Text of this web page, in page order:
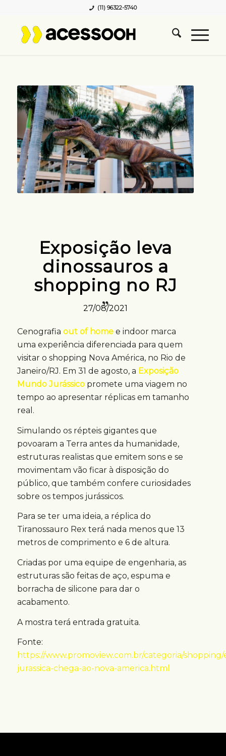
(11) 96322-5740
Exposição leva
dinossauros a
shopping no RJ
27/08/2021
Cenografia out of homee indoor marca
uma experiência diferenciada para quem
visitar o shopping Nova América, no Rio de
Janeiro/RJ. Em 31 de agosto, a Exposição
Mundo Jurássicopromete uma viagem no
tempo ao apresentar réplicas em tamanho
real.
Simulando os répteis gigantes que
povoaram a Terra antes da humanidade,
estruturas realistas que emitem sons e se
movimentam vão ficar à disposição do
público, que também confere curiosidades
sobre os tempos jurássicos.
Para se ter uma ideia, a réplica do
Tiranossauro Rex terá nada menos que 13
metros de comprimento e 6 de altura.
Criadas por uma equipe de engenharia, as
estruturas são feitas de aço, espuma e
borracha de silicone para dar o
acabamento.
A mostra terá entrada gratuita.
Fonte:
https://www.promoview.com.br/categoria/shopping/
jurassica-chega-ao-nova-america.html